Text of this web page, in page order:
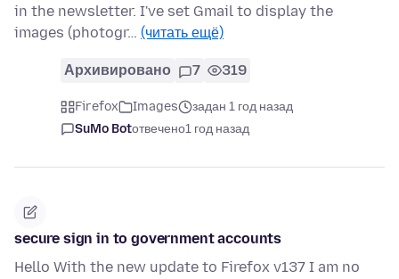
in the newsletter. I've set Gmail to display the
images (photogr… (читать ещё)
Архивировано 7 319
Firefox Images
задан 1 год назад
SuMo Botотвечено1 год назад
secure sign in to government accounts
Hello With the new update to Firefox v137 I am no